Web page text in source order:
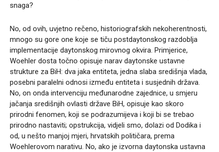
snaga?
No, od ovih, uvjetno rečeno, historiografskih nekoherentnosti,
mnogo su gore one koje se tiču postdaytonskog razdoblja
implementacije daytonskog mirovnog okvira. Primjerice,
Woehler dosta točno opisuje narav daytonske ustavne
strukture za BiH: dva jaka entiteta, jedna slaba središnja vlada,
posebni paralelni odnosi između entiteta i susjednih država.
No, on onda intervenciju međunarodne zajednice, u smjeru
jačanja središnjih ovlasti države BiH, opisuje kao skoro
prirodni fenomen, koji se podrazumijeva i koji bi se trebao
prirodno nastaviti; opstrukcija, vidjeli smo, dolazi od Dodika i
od, u nešto manjoj mjeri, hrvatskih političara, prema
Woehlerovom narativu. No, ako je izvorna daytonska ustavna